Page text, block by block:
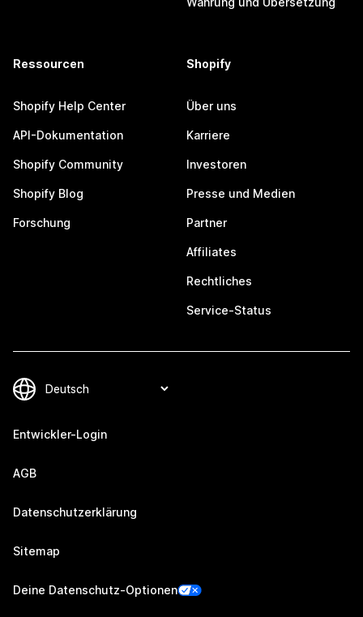
Ressourcen
Shopify Help Center
API-Dokumentation
Shopify Community
Shopify Blog
Forschung
Shopify
Über uns
Karriere
Investoren
Presse und Medien
Partner
Affiliates
Rechtliches
Service-Status
Entwickler-Login
AGB
Datenschutzerklärung
Sitemap
Deine Datenschutz-Optionen